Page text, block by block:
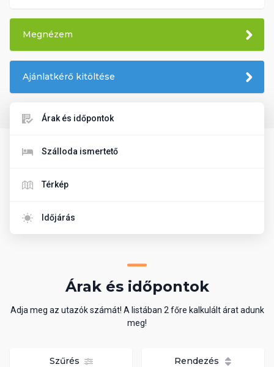
Megnézem
Ajánlatkérő kitöltése
Árak és időpontok
Szálloda ismertető
Térkép
Időjárás
Árak és időpontok
Adja meg az utazók számát! A listában 2 főre kalkulált árat adunk
meg!
Szűrés Rendezés